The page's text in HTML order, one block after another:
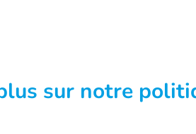
sur notre